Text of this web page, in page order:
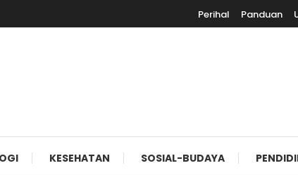
Perihal Panduan
KESEHATAN SOSIAL-BUDAYA